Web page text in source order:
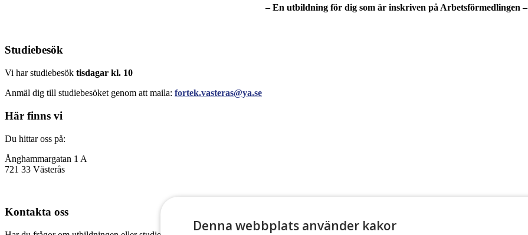
– En utbildning för dig som är inskriven på Arbetsförmedlingen –
Studiebesök
Vi har studiebesök tisdagar kl. 10
Anmäl dig till studiebesöket genom att maila: fortek.vasteras@ya.se
Här finns vi
Du hittar oss på:
Ånghammargatan 1 A
721 33 Västerås
Kontakta oss
Denna webbplats använder kakor